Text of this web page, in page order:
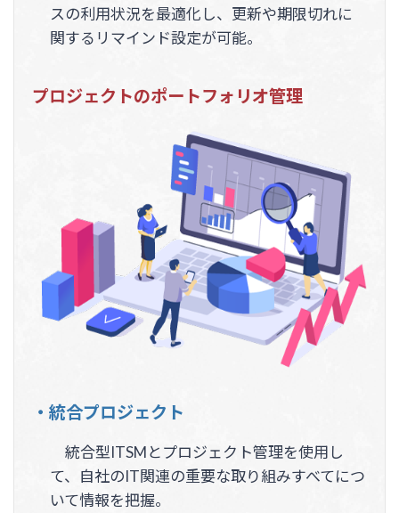
スの利用状況を最適化し、更新や期限切れに
関するリマインド設定が可能。
プロジェクトのポートフォリオ管理
・統合プロジェクト
統合型ITSMとプロジェクト管理を使用し
て、自社のIT関連の重要な取り組みすべてにつ
いて情報を把握。